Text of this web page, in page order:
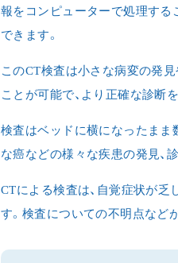
報をコンピューターで処理する
できます。
このCT検査は小さな病変の発
ことが可能で、より正確な診断
検査はベッドに横になったまま
な癌などの様々な疾患の発見、
CTによる検査は、自覚症状が
す。検査についての不明点など